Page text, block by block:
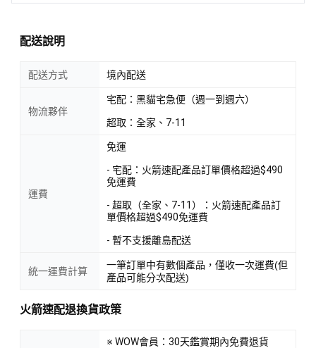
配送說明
配送方式 境內配送
物流夥伴
宅配：黑貓宅急便（週一到週六）
超取：全家、7-11
運費
免運
- 宅配：火箭速配產品訂單價格超過$490
免運費
- 超取（全家、7-11）：火箭速配產品訂
單價格超過$490免運費
- 暫不支援離島配送
統一運費計算
一筆訂單中有數個產品，僅收一次運費(但
產品可能分次配送)
火箭速配退換貨政策
※ WOW會員：30天鑑賞期內免費退貨